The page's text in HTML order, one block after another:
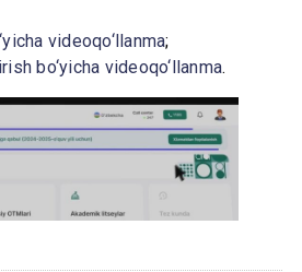
videoqo‘llanma;
bo‘yicha videoqo‘llanma.